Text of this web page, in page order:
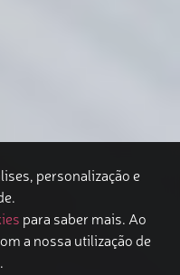
personalização e
para saber mais. Ao
a nossa utilização de